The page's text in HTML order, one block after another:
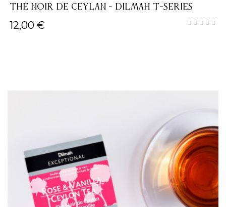
THÉ NOIR DE CEYLAN - DILMAH T-SERIES
12,00 €